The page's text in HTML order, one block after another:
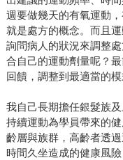
週要做幾天的有氧運動
就是處方的概念。而且
詢問病人的狀況來調整
合自己的運動劑量呢？
回饋，調整到最適當的
我自己長期擔任銀髮族
持續運動為學員帶來的
齡層與族群，高齡者透
時間久坐造成的健康風